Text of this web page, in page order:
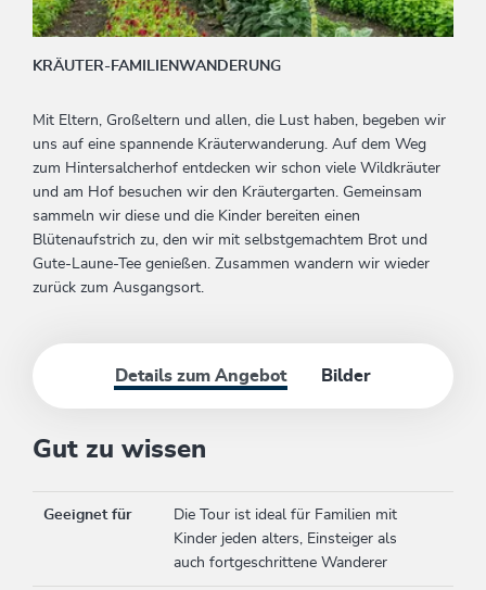
KRÄUTER-FAMILIENWANDERUNG
Mit Eltern, Großeltern und allen, die Lust haben, begeben wir
uns auf eine spannende Kräuterwanderung. Auf dem Weg
zum Hintersalcherhof entdecken wir schon viele Wildkräuter
und am Hof besuchen wir den Kräutergarten. Gemeinsam
sammeln wir diese und die Kinder bereiten einen
Blütenaufstrich zu, den wir mit selbstgemachtem Brot und
Gute-Laune-Tee genießen. Zusammen wandern wir wieder
zurück zum Ausgangsort.
Details zum Angebot Bilder
Gut zu wissen
Geeignet für
Die Tour ist ideal für Familien mit
Kinder jeden alters, Einsteiger als
auch fortgeschrittene Wanderer